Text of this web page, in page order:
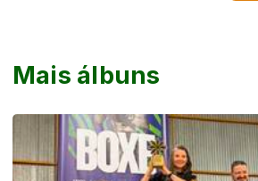
Mais álbuns